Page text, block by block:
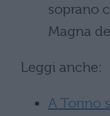
soprano
Magna
Leggi anche:
A Torino